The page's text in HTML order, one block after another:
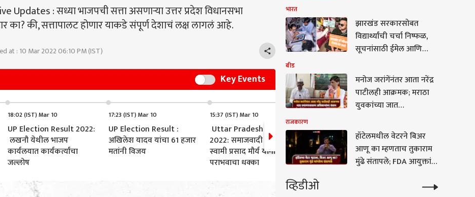
Updates : सध्या भाजपची सत्ता असणाऱ्या उत्तर प्रदेश विधानसभा
का? की, सत्तापालट होणार याकडे संपूर्ण देशाचं लक्ष लागलं आहे.
at : 10 Mar 2022 06:10 PM (IST)
Key Events
18:02 (IST) Mar 10
UP Election Result 2022:
लखनौ येथील भाजप
कार्यलयात कार्यकर्त्यांचा
जल्लोष
17:23 (IST) Mar 10
UP Election Result :
अखिलेश यादव यांचा 61 हजार
मतांनी विजय
15:37 (IST) Mar 10
Uttar Pradesh Election
2022: समाजवादी पक्षाच्या
स्वामी प्रसाद मौर्य यांना
पराभवाचा धक्का
BSP in Uttar Pradesh
Election 2022: उत्तर प्रदेशात
बसपाचा हत्ती 'बसला';
आतापर्यंतची सर्वात वाईट
काढता येणार?
भारत
झारखंड सरकारसोबत
विद्यार्थ्यांची चर्चा निष्फळ,
सूचनांसाठी ईमेल आणि
पीएससी रद्द करण्याच्या
मागणीसाठी 6 विद्यार्थ्यांचे
उपोषण
बीड
मनोज जरांगेंनंतर आता नरेंद्र
पाटीलही आक्रमक; मराठा
युवकांच्या जात
संताप
राजकारण
हॉटेलमधील वेटरने बिअर
आणू का म्हणताच तुकाराम
मुंढे संतापले; FDA आयुक्तांनी
व्हिडीओ